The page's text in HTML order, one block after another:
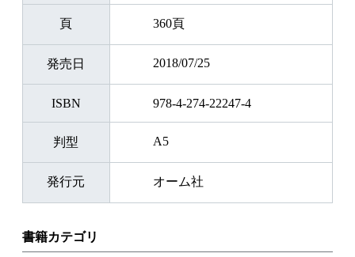
頁 360頁
発売日 2018/07/25
ISBN 978-4-274-22247-4
判型 A5
発行元 オーム社
書籍カテゴリ